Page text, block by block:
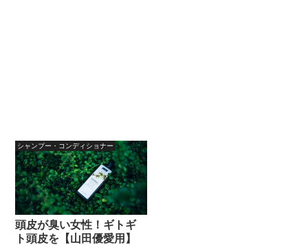
シャンプー・コンディショナー
頭皮が臭い女性！ギトギ
ト頭皮を【山田優愛用】